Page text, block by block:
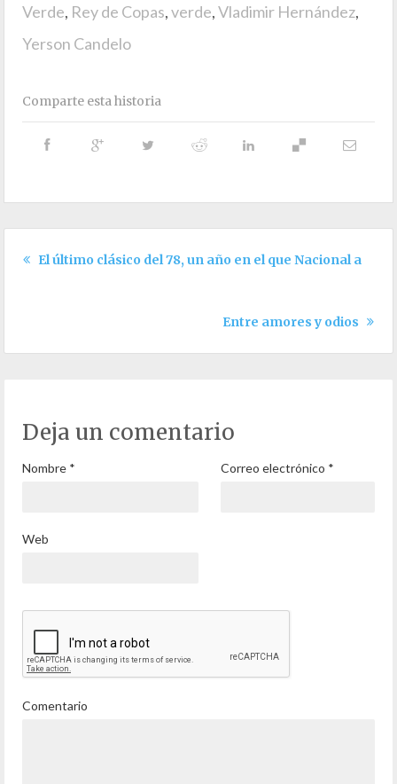
Verde, Rey de Copas,verde,Vladimir Hernández,
Yerson Candelo
Comparte esta historia
El último clásico del 78, un año en el que Nacional
Entre amores y odios
Deja un comentario
Nombre * Correo electrónico *
Web
Comentario